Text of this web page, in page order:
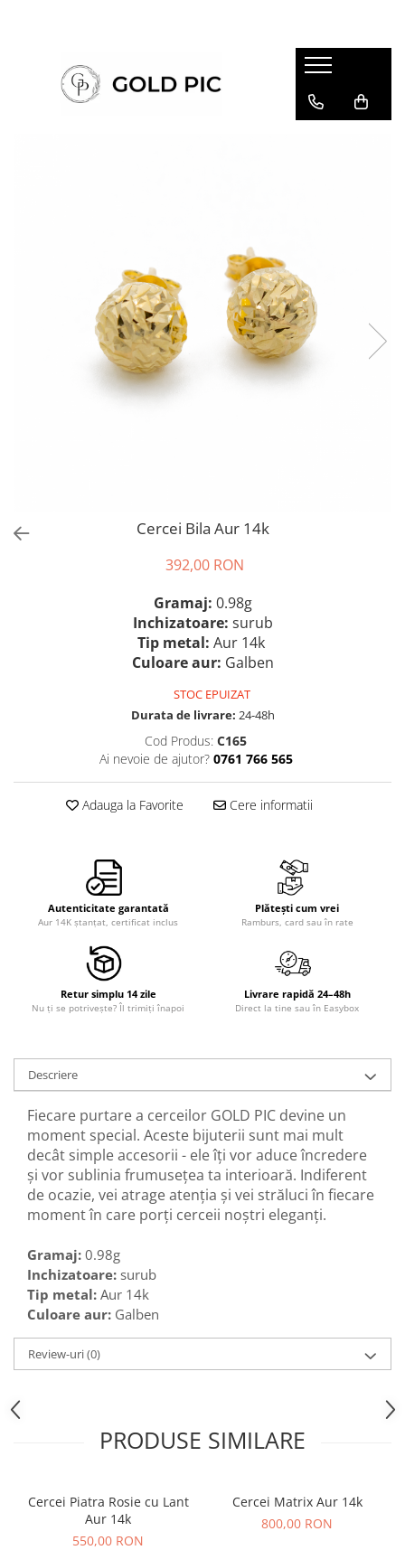
Cercei Bila Aur 14k
392,00 RON
Gramaj: 0.98g
Inchizatoare: surub
Tip metal: Aur 14k
Culoare aur: Galben
STOC EPUIZAT
Durata de livrare: 24-48h
Cod Produs: C165
Ai nevoie de ajutor? 0761 766 565
Adauga la Favorite Cere informatii
Autenticitate garantată
Aur 14K ștanțat, certificat inclus
Plătești cum vrei
Ramburs, card sau în rate
Retur simplu 14 zile
Nu ți se potrivește? Îl trimiți înapoi
Livrare rapidă 24–48h
Direct la tine sau în Easybox
Descriere
Fiecare purtare a cerceilor GOLD PIC devine un
moment special. Aceste bijuterii sunt mai mult
decât simple accesorii - ele îți vor aduce încredere
și vor sublinia frumusețea ta interioară. Indiferent
de ocazie, vei atrage atenția și vei străluci în fiecare
moment în care porți cerceii noștri eleganți.
Gramaj: 0.98g
Inchizatoare: surub
Tip metal: Aur 14k
Culoare aur: Galben
Review-uri(0)
PRODUSE SIMILARE
Cercei Piatra Rosie cu Lant
Aur 14k
550,00 RON
Cercei Matrix Aur 14k
800,00 RON